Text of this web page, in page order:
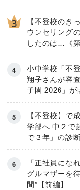
【不登校のき
ウンセリング
したのは…《第
小中学校「不
翔子さんが審
子園 2026」が
【不登校】で
学部へ 中２で
で３年」の診
「正社員にな
グルマザーを
間”【前編】